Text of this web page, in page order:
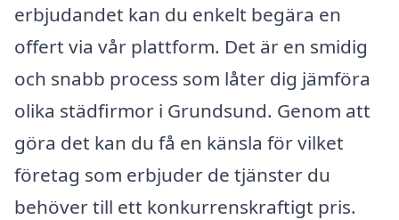
erbjudandet kan du enkelt begära en
offert via vår plattform. Det är en smidig
och snabb process som låter dig jämföra
olika städfirmor i Grundsund. Genom att
göra det kan du få en känsla för vilket
företag som erbjuder de tjänster du
behöver till ett konkurrenskraftigt pris.